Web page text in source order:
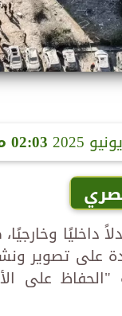
02:03 مـ
داخليًا
تصوير ونشر
"الحفاظ على